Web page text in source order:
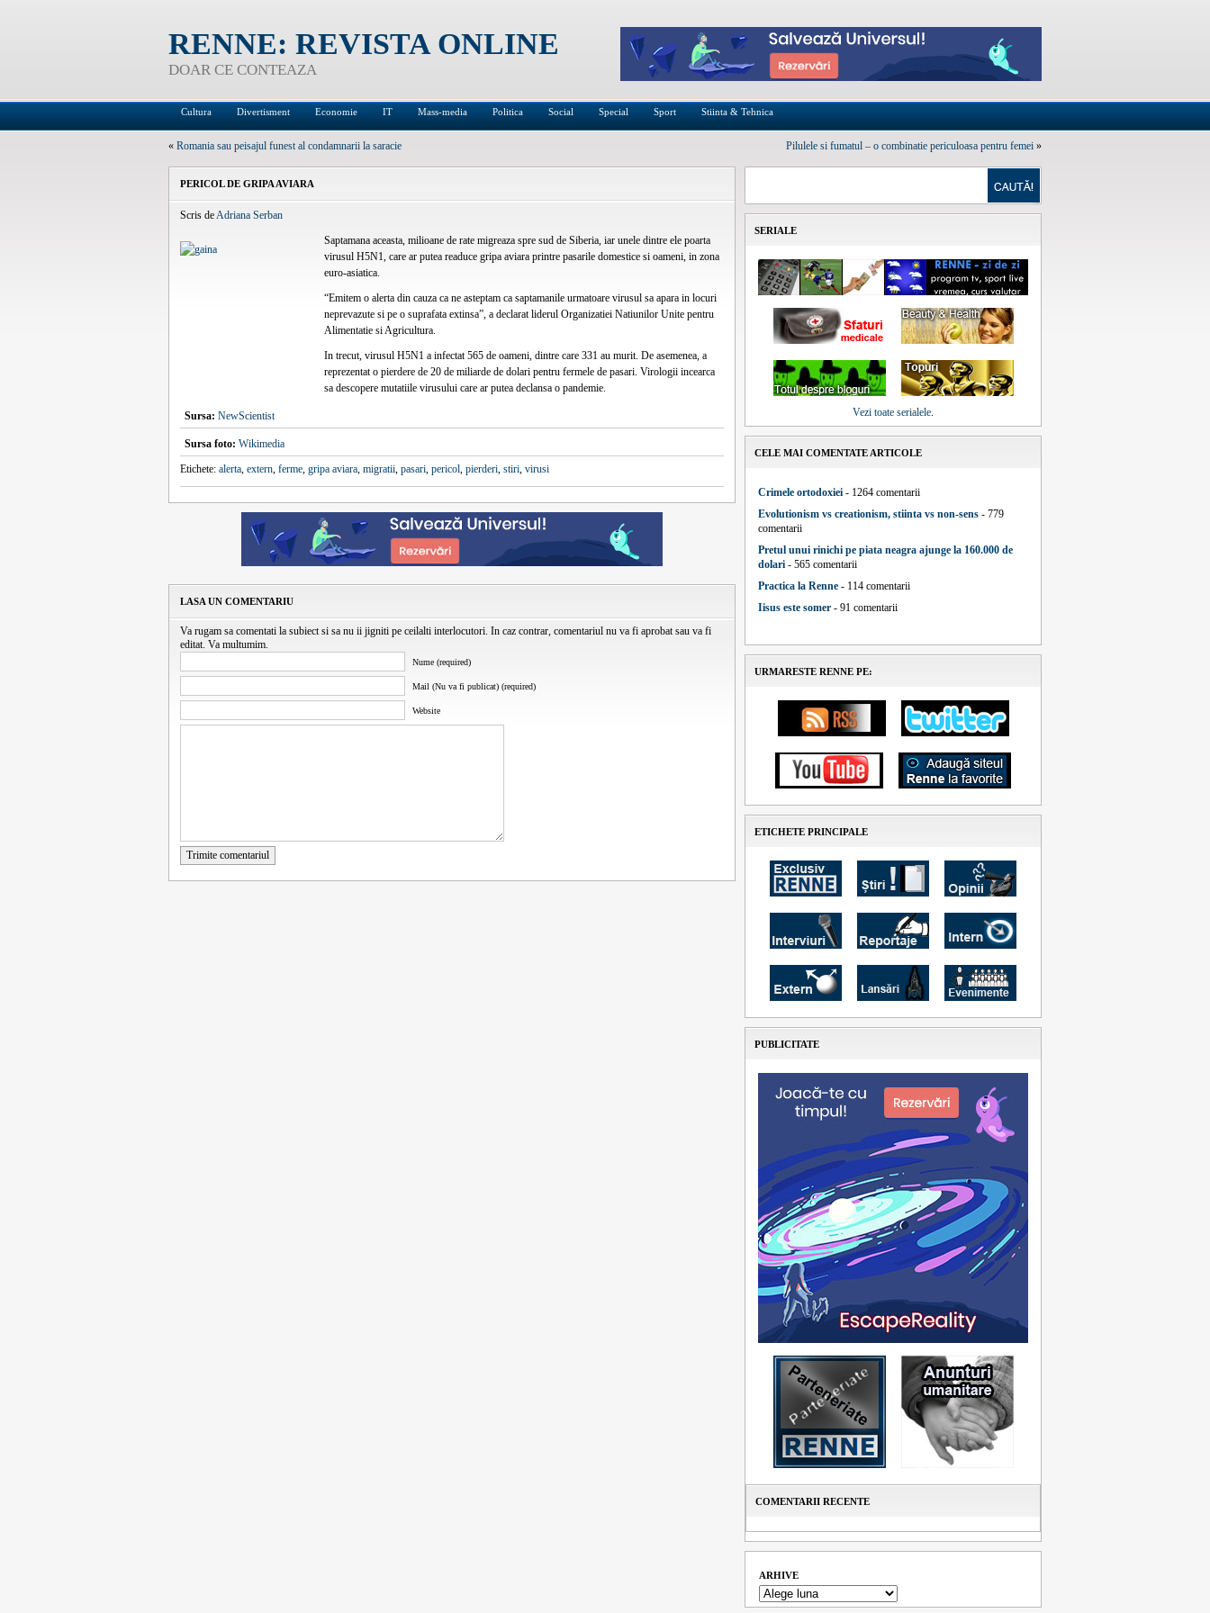
RENNE: REVISTA ONLINE
DOAR CE CONTEAZA
Cultura Divertisment Economie IT Mass-media Politica Social Special Sport Stiinta & Tehnica
« Romania sau peisajul funest al condamnarii la saracie Pilulele si fumatul – o combinatie periculoasa pentru femei »
PERICOL DE GRIPA AVIARA
Scris deAdriana Serban
Saptamana aceasta, milioane de rate migreaza spre sud de Siberia, iar unele dintre ele poarta
virusul H5N1, care ar putea readuce gripa aviara printre pasarile domestice si oameni, in zona
euro-asiatica.
“Emitem o alerta din cauza ca ne asteptam ca saptamanile urmatoare virusul sa apara in locuri
neprevazute si pe o suprafata extinsa”, a declarat liderul Organizatiei Natiunilor Unite pentru
Alimentatie si Agricultura.
In trecut, virusul H5N1 a infectat 565 de oameni, dintre care 331 au murit. De asemenea, a
reprezentat o pierdere de 20 de miliarde de dolari pentru fermele de pasari. Virologii incearca
sa descopere mutatiile virusului care ar putea declansa o pandemie.
Sursa: NewScientist
Sursa foto: Wikimedia
Etichete: alerta, extern, ferme, gripa aviara, migratii, pasari, pericol, pierderi, stiri, virusi
LASA UN COMENTARIU
Va rugam sa comentati la subiect si sa nu ii jigniti pe ceilalti interlocutori. In caz contrar, comentariul nu va fi aprobat sau va fi
editat. Va multumim.
Nume (required)
Mail (Nu va fi publicat) (required)
Website
Trimite comentariul
SERIALE
Vezi toate serialele.
CELE MAI COMENTATE ARTICOLE
Crimele ortodoxiei - 1264 comentarii
Evolutionism vs creationism, stiinta vs non-sens - 779
comentarii
Pretul unui rinichi pe piata neagra ajunge la 160.000 de
dolari - 565 comentarii
Practica la Renne - 114 comentarii
Iisus este somer - 91 comentarii
URMARESTE RENNE PE:
ETICHETE PRINCIPALE
PUBLICITATE
COMENTARII RECENTE
ARHIVE